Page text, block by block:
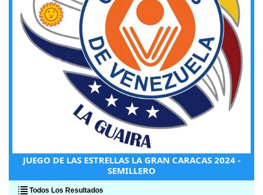
JUEGO DE LAS ESTRELLAS LA GRAN CARACAS 2024 -
SEMILLERO
Todos Los Resultados